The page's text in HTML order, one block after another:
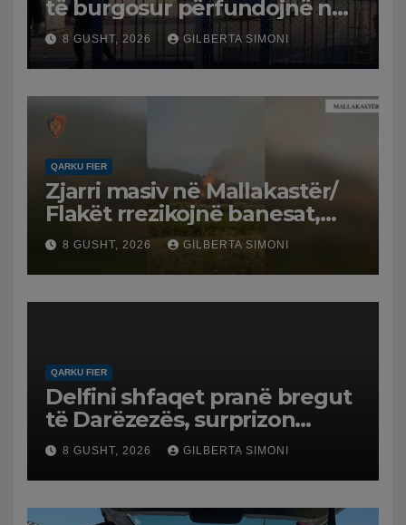
të burgosur përfundojnë në
spital
8 GUSHT, 2026 GILBERTA SIMONI
QARKU FIER
Zjarri masiv në Mallakastër/
Flakët rrezikojnë banesat,
Policia evakuon disa familje
në Koilac
8 GUSHT, 2026 GILBERTA SIMONI
QARKU FIER
Delfini shfaqet pranë bregut
të Darëzezës, surprizon
pushuesit dhe banorët
8 GUSHT, 2026 GILBERTA SIMONI